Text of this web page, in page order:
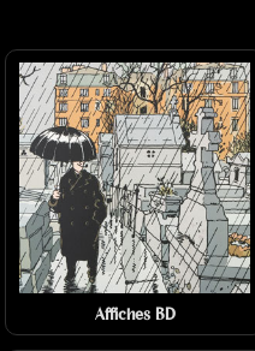
Affiches BD